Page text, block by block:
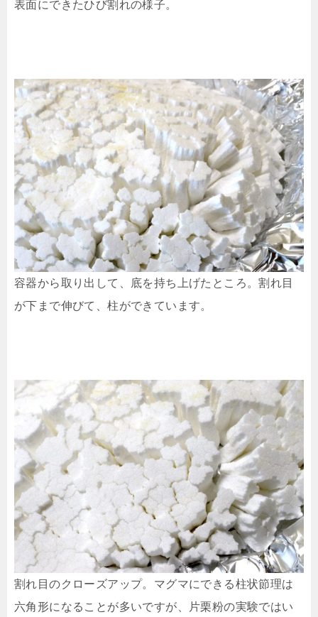
表面にできたひび割れの様子。
容器から取り出して、底を持ち上げたところ。割れ目
が下まで伸びて、柱ができています。
割れ目のクローズアップ。マグマにできる柱状節理は
六角形になることが多いですが、片栗粉の実験ではい